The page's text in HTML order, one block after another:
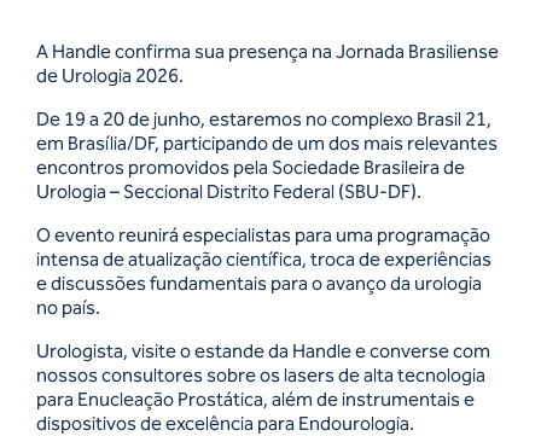
A Handle confirma sua presença na Jornada Brasiliense
de Urologia 2026.
De 19 a 20 de junho, estaremos no complexo Brasil 21,
em Brasília/DF, participando de um dos mais relevantes
encontros promovidos pela Sociedade Brasileira de
Urologia – Seccional Distrito Federal (SBU-DF).
O evento reunirá especialistas para uma programação
intensa de atualização científica, troca de experiências
e discussões fundamentais para o avanço da urologia
no país.
Urologista, visite o estande da Handle e converse com
nossos consultores sobre os lasers de alta tecnologia
para Enucleação Prostática, além de instrumentais e
dispositivos de excelência para Endourologia.